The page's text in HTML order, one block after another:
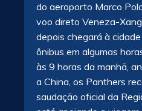
do aeroporto Marco
voo direto Veneza-
depois chegará à
ônibus em algumas
às 9 horas da manhã,
a China, os Panthers
saudação oficial da